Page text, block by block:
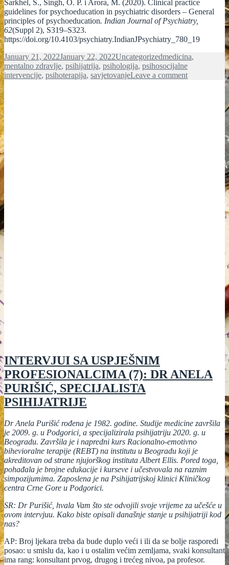
Sarkhel, S., Singh, O. P. i Arora, M. (2020). Clinical practice
guidelines for psychoeducation in psychiatric disorders – General
principles of psychoeducation. Indian Journal of Psychiatry,
62(Suppl 2), S319–S323.
https://doi.org/10.4103/psychiatry.IndianJPsychiatry_780_19
Posted
on
January 21, 2022January 22, 2022Categories
UncategorizedTags
medicina,
mentalno zdravlje, psihijatrija, psihologija, psihosocijalne
intervencije, psihoterapija, savjetovanjeLeave a commenton
INTERVJUI SA USPJEŠNIM
PROFESIONALCIMA (7): DR ANELA
PURIŠIĆ, SPECIJALISTA
PSIHIJATRIJE
Dr Anela Purišić rođena je 1982. godine. Studije medicine završila
je 2009. g. u Podgorici, a specijalizirala psihijatriju 2020. g. u
Beogradu. Završila je i napredni kurs Racionalno-emotivno
bihevioralne terapije (REBT) na institutu u Beogradu koji je
akreditovan od strane njujorškog instituta Albert Ellis. Pored toga,
pohađala je brojne edukacije i kurseve i učestvovala na raznim
simpozijumima. Zaposlena je na Psihijatrijskoj klinici Kliničkog
centra Crne Gore u Podgorici.
SR: Dr Purišić, hvala Vam što ste odvojili svoje vrijeme za učešće u
ovom intervjuu. Kako biste opisali današnje stanje u psihijatriji kod
nas?
AP: Broj ljekara treba da bude duplo veći i ili da se bolje rasporedi
posao: u smislu da, kao i u ostalim većim zemljama, svaki konsultant
ima rang: konsultant prvog, drugog i trećeg nivoa, pa profesor.